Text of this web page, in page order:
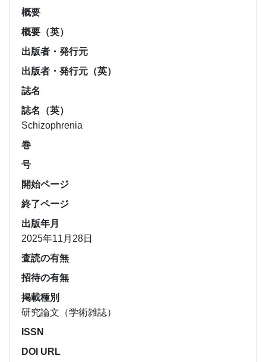
概要
概要（英）
出版者・発行元
出版者・発行元（英）
誌名
誌名（英）
Schizophrenia
巻
号
開始ページ
終了ページ
出版年月
2025年11月28日
査読の有無
招待の有無
掲載種別
研究論文（学術雑誌）
ISSN
DOI URL